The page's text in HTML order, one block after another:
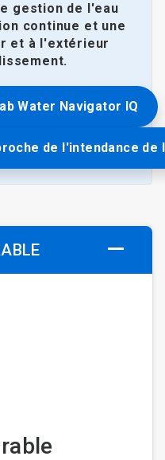
gestion de l'eau
continue et une
et à l'extérieur
Water Navigator IQ
de l'intendance de